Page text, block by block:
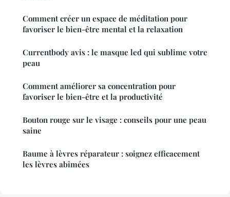
Comment créer un espace de méditation pour
favoriser le bien-être mental et la relaxation
Currentbody avis : le masque led qui sublime votre
peau
Comment améliorer sa concentration pour
favoriser le bien-être et la productivité
Bouton rouge sur le visage : conseils pour une peau
saine
Baume à lèvres réparateur : soignez efficacement
les lèvres abîmées